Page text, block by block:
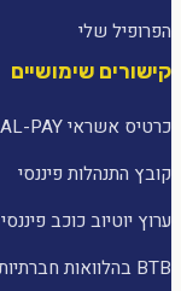
הפרופיל שלי
קישורים שימושיים
כרטיס אשראי CLAL-PAY
קובץ התנהלות פיננסי
ערוץ יוטיוב כוכב פיננסי
BTB בהלוואות חברתיות